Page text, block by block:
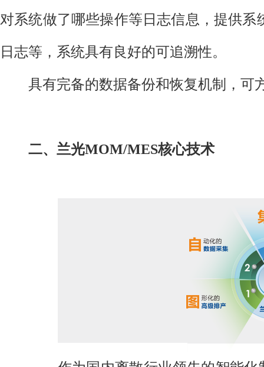
对系统做了哪些操作等日志信息，提供
日志等，系统具有良好的可追溯性。
具有完备的数据备份和恢复机制，可
二、兰光MOM/MES核心技术